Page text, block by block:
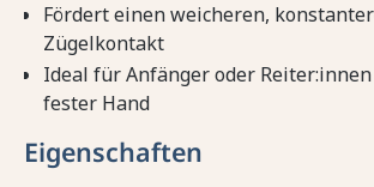
Fördert einen weicheren,
Zügelkontakt
Ideal für Anfänger oder
fester Hand
Eigenschaften